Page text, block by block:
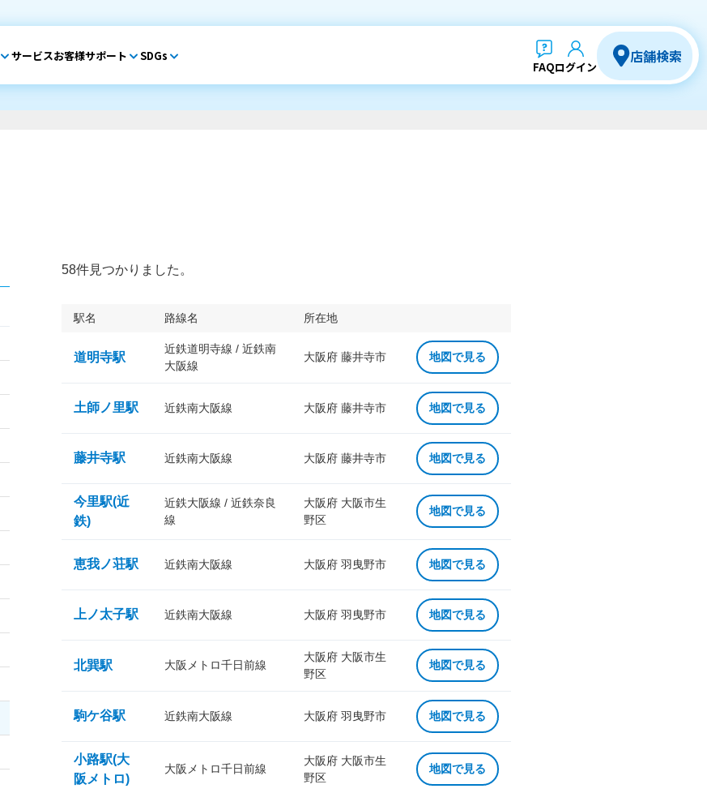
サービスお客様サポート SDGs
FAQログイン
店舗検索
58件見つかりました。
駅名 路線名 所在地
道明寺駅
近鉄道明寺線 / 近鉄南
大阪線
大阪府 藤井寺市 地図で見る
土師ノ里駅 近鉄南大阪線 大阪府 藤井寺市 地図で見る
藤井寺駅 近鉄南大阪線 大阪府 藤井寺市 地図で見る
今里駅(近
鉄)
近鉄大阪線 / 近鉄奈良
線
大阪府 大阪市生
野区
地図で見る
恵我ノ荘駅 近鉄南大阪線 大阪府 羽曳野市 地図で見る
上ノ太子駅 近鉄南大阪線 大阪府 羽曳野市 地図で見る
北巽駅 大阪メトロ千日前線
大阪府 大阪市生
野区
地図で見る
駒ケ谷駅 近鉄南大阪線 大阪府 羽曳野市 地図で見る
小路駅(大
阪メトロ)
大阪メトロ千日前線
大阪府 大阪市生
野区
地図で見る